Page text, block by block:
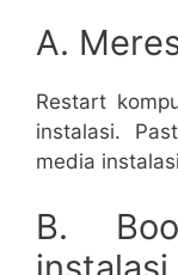
A.
Restart
instalasi.
media
B.